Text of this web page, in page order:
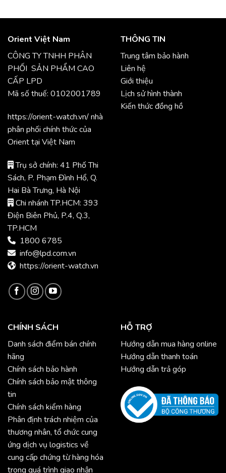
Orient Việt Nam
CÔNG TY TNHH PHÂN
PHỐI SẢN PHẨM CAO
CẤP LPD
Mã số thuế: 0102001789
https://orient-watch.vn/ nhà
phân phối chính thức của
Orient tại Việt Nam
Trụ sở chính: 41 Phố Thi
Sách, P. Phạm Đình Hổ, Q.
Hai Bà Trưng, Hà Nội
Chi nhánh TP.HCM: 393
Điện Biên Phủ, P.4, Q.3,
TP.HCM
1800 6785
info@lpd.com.vn
https://orient-watch.vn
THÔNG TIN
Trung tâm bảo hành
Liên hệ
Giới thiệu
Lịch sử hình thành
Kiến thức đồng hồ
CHÍNH SÁCH
Danh sách điểm bán chính
hãng
Chính sách bảo hành
Chính sách bảo mật thông
tin
Chính sách kiểm hàng
Phân định trách nhiệm của
thương nhân, tổ chức cung
ứng dịch vụ logistics về
cung cấp chứng từ hàng hóa
trong quá trình giao nhận
HỖ TRỢ
Hướng dẫn mua hàng online
Hướng dẫn thanh toán
Hướng dẫn trả góp